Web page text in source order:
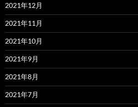
2021年12月
2021年11月
2021年10月
2021年9月
2021年8月
2021年7月